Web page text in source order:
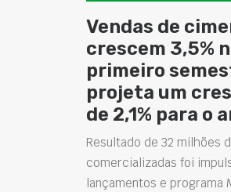
Vendas de
crescem 3,5%
primeiro
projeta um
de 2,1% para o
Resultado de 32 milhões
comercializadas foi
lançamentos e programa